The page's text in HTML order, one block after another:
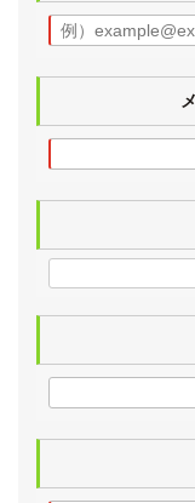
電格ミラー・パ
油口オープナー
《各機関》
試乗しましたと
るところはござい
エアコンも問題な
と修復歴のないこ
す。